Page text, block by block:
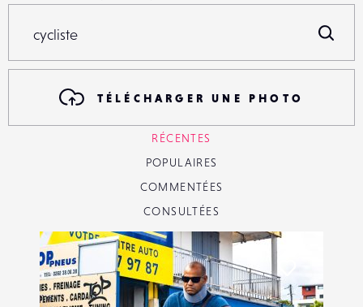
TÉLÉCHARGER UNE PHOTO
RÉCENTES
POPULAIRES
COMMENTÉES
CONSULTÉES